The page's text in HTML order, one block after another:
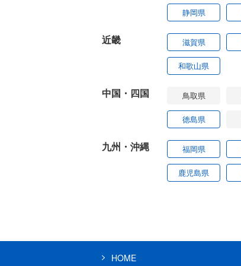
静岡県
近畿 滋賀県
和歌山県
中国・四国 鳥取県
徳島県
九州・沖縄 福岡県
鹿児島県
HOME